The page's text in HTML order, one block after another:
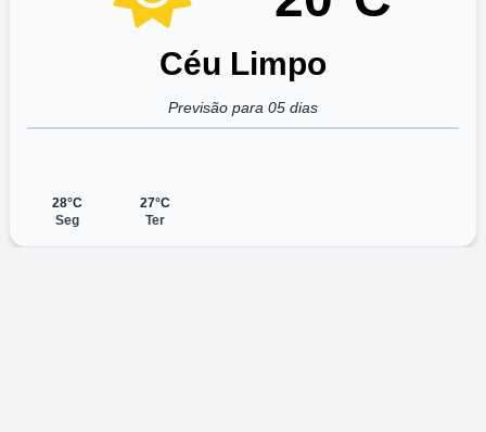
Céu Limpo
Previsão para 05 dias
28°C
Seg
27°C
Ter